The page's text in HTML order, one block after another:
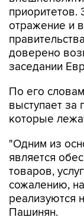
приоритетов.
отражение и
доверено
заседании
По его
выступает за
которые
"Одним из
является
товаров,
сожалению,
реализуются
Пашинян.